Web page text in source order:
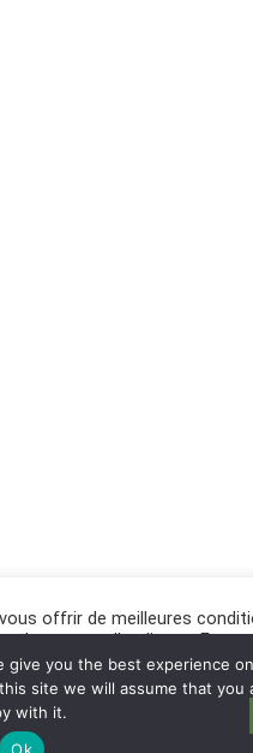
offrir de meilleures
de mesure d’audience. En
l’utilisation de
ici.
give you the best experience
site we will assume that you
with it.
Ok